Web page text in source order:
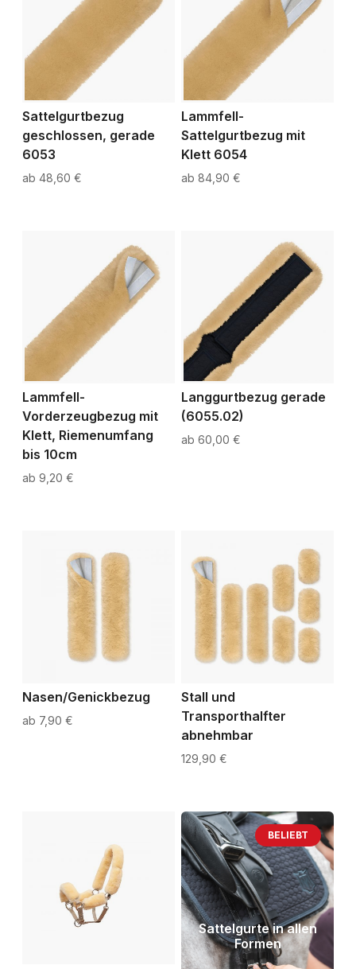
Sattelgurtbezug
geschlossen, gerade
6053
48,60 €
Lammfell-
Sattelgurtbezug mit
Klett 6054
84,90 €
Lammfell-
Vorderzeugbezug mit
Klett, Riemenumfang
bis 10cm
9,20 €
Langgurtbezug gerade
(6055.02)
60,00 €
Nasen/Genickbezug
7,90 €
Stall und
Transporthalfter
abnehmbar
129,90 €
BELIEBT
Sattelgurte in allen
Formen